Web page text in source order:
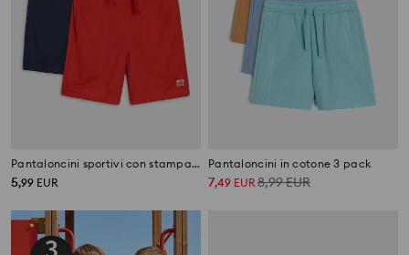
Pantaloncini sportivi con stampa riflettente Active – set da 2
5,99 EUR
Pantaloncini in cotone 3 pack
7,49 EUR8,99EUR